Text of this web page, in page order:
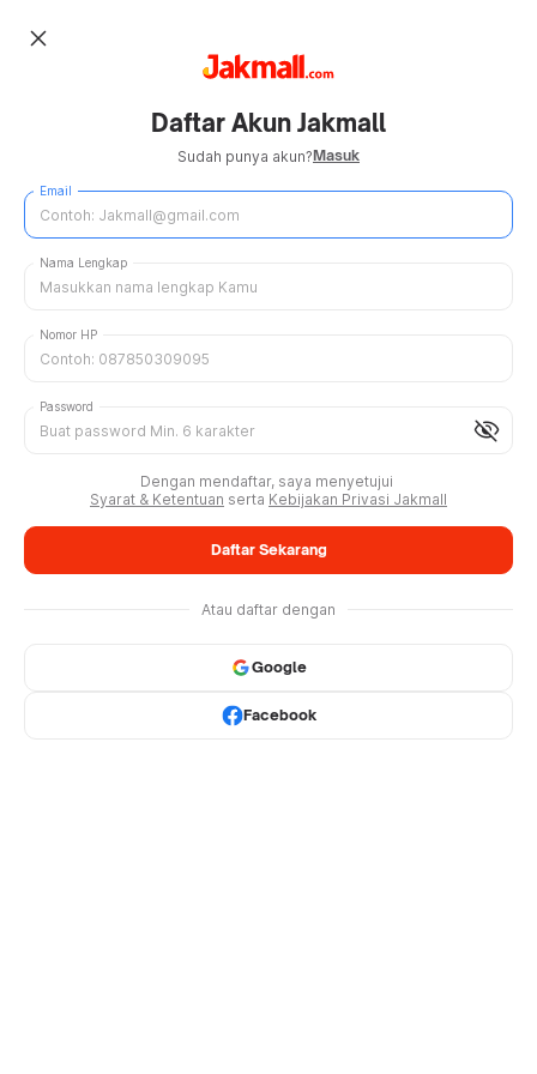
close
Daftar Akun Jakmall
Sudah punya akun?Masuk
Email
Nama Lengkap
Nomor HP
visibility_off
Password
Dengan mendaftar, saya menyetujui
Syarat & Ketentuan serta Kebijakan Privasi Jakmall
Daftar Sekarang
Atau daftar dengan
Google
Facebook